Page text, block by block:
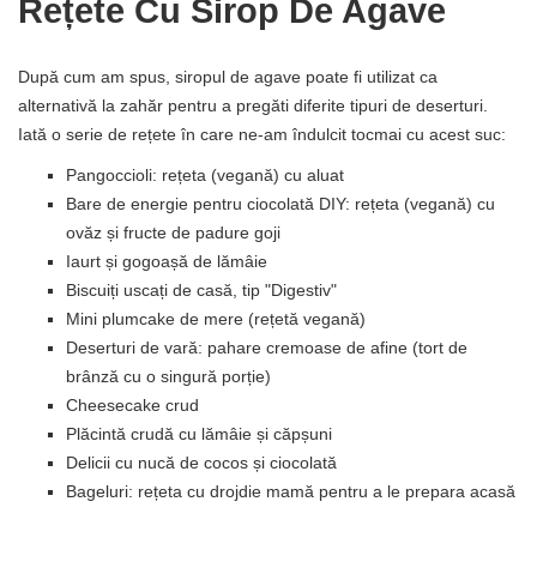
Rețete Cu Sirop De Agave
După cum am spus, siropul de agave poate fi utilizat ca
alternativă la zahăr pentru a pregăti diferite tipuri de deserturi.
Iată o serie de rețete în care ne-am îndulcit tocmai cu acest suc:
Pangoccioli: rețeta (vegană) cu aluat
Bare de energie pentru ciocolată DIY: rețeta (vegană) cu
ovăz și fructe de padure goji
Iaurt și gogoașă de lămâie
Biscuiți uscați de casă, tip "Digestiv"
Mini plumcake de mere (rețetă vegană)
Deserturi de vară: pahare cremoase de afine (tort de
brânză cu o singură porție)
Cheesecake crud
Plăcintă crudă cu lămâie și căpșuni
Delicii cu nucă de cocos și ciocolată
Bageluri: rețeta cu drojdie mamă pentru a le prepara acasă